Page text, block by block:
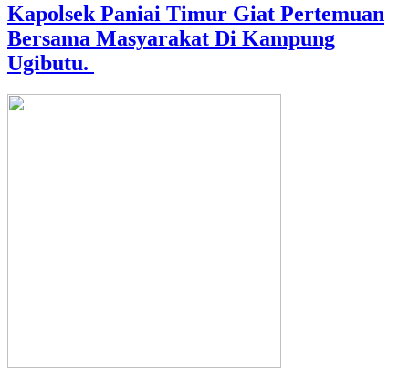
Kapolsek Paniai Timur Giat Pertemuan
Bersama Masyarakat Di Kampung
Ugibutu.